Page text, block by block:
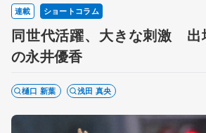
連載 ショートコラム
同世代活躍、大きな刺激 出
の永井優香
樋口 新葉 浅田 真央